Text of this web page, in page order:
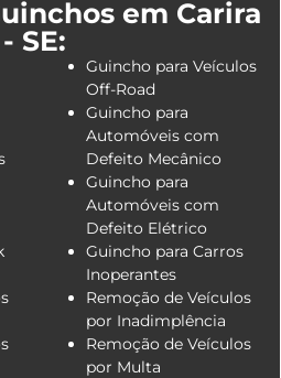
em Carira
- SE:
Guincho para Veículos
Off-Road
Guincho para
Automóveis com
Defeito Mecânico
Guincho para
Automóveis com
Defeito Elétrico
Guincho para Carros
Inoperantes
Remoção de Veículos
por Inadimplência
Remoção de Veículos
por Multa